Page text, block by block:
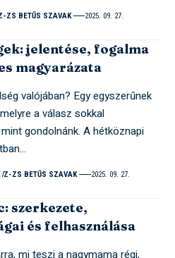
ZS BETŰS SZAVAK 2025. 09. 27.
jelentése, fogalma
magyarázata
valójában? Egy egyszerűnek
a válasz sokkal
gondolnánk. A hétköznapi
Z-ZS BETŰS SZAVAK 2025. 09. 27.
szerkezete,
és felhasználása
mi teszi a nagymama régi,